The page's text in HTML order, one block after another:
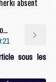
Club : Le clan Neymar temporise concernant sa prolongation au PSG
sous les